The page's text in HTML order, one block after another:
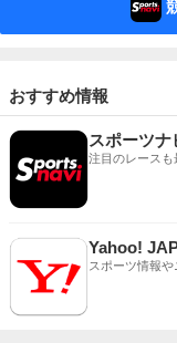
おすすめ情報
スポーツナ
注目のレース
Yahoo!
スポーツ情報